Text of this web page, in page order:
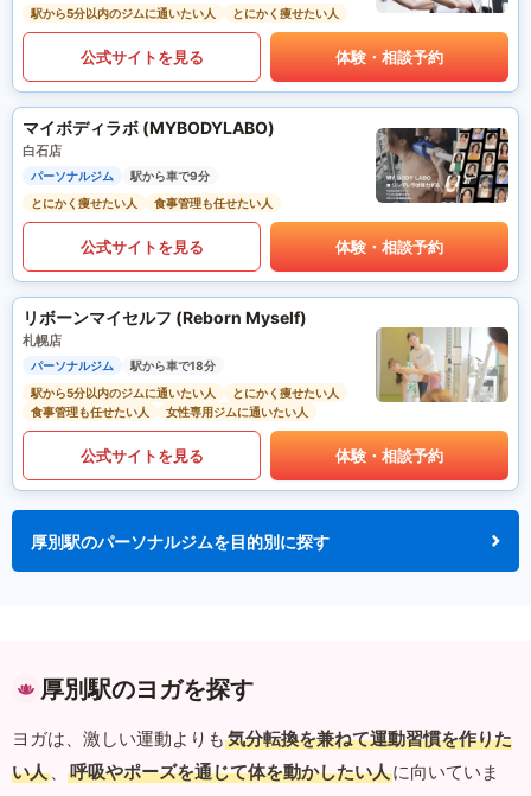
駅から5分以内のジムに通いたい人
とにかく痩せたい人
公式サイトを見る 体験・相談予約
マイボディラボ (MYBODYLABO)
白石店
パーソナルジム
駅から車で9分
とにかく痩せたい人
食事管理も任せたい人
公式サイトを見る 体験・相談予約
リボーンマイセルフ (Reborn Myself)
札幌店
パーソナルジム
駅から車で18分
駅から5分以内のジムに通いたい人
とにかく痩せたい人
食事管理も任せたい人
女性専用ジムに通いたい人
公式サイトを見る 体験・相談予約
厚別駅のパーソナルジムを目的別に探す
厚別駅のヨガを探す
ヨガは、激しい運動よりも 気分転換を兼ねて運動習慣を作りた
い人 、 呼吸やポーズを通じて体を動かしたい人に向いていま